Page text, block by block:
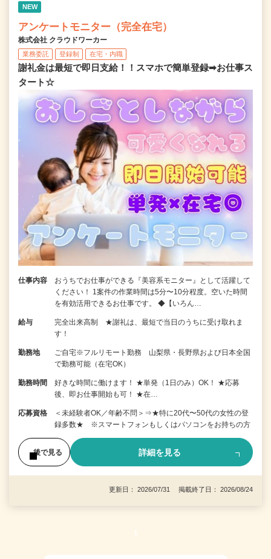
NEW
アンケートモニター（完全在宅）
株式会社 クラウドワーカー
業務委託 登録制 在宅・内職
謝礼金は最短で即日支給！！スマホで簡単登録➡お仕事ス
タート☆
仕事内容
おうちでお仕事ができる『美容系モニター』として活躍して
ください！ 1案件の作業時間は5分〜10分程度。空いた時間
を有効活用できるお仕事です。 ◆【いろん…
給与
完全出来高制 ★謝礼は、最短で当日のうちに受け取れま
す！
勤務地
ご自宅※フルリモート勤務 山梨県・長野県および日本全国
で勤務可能（在宅OK）
勤務時間
好きな時間に働けます！ ★単発（1日のみ）OK！ ★応募
後、即お仕事開始も可！ ★在…
応募資格
＜未経験者OK／年齢不問＞⇒★特に20代〜50代の女性の登
録多数★ ※スマートフォンもしくはパソコンをお持ちの方
後で見る 詳細を見る
更新日： 2026/07/31 掲載終了日： 2026/08/24
1